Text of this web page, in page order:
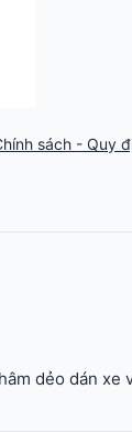
sách - Quy
dẻo dán xe